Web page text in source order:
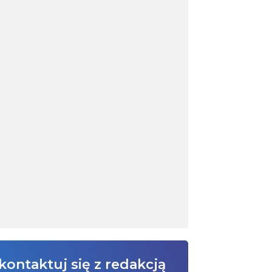
się z redakcją